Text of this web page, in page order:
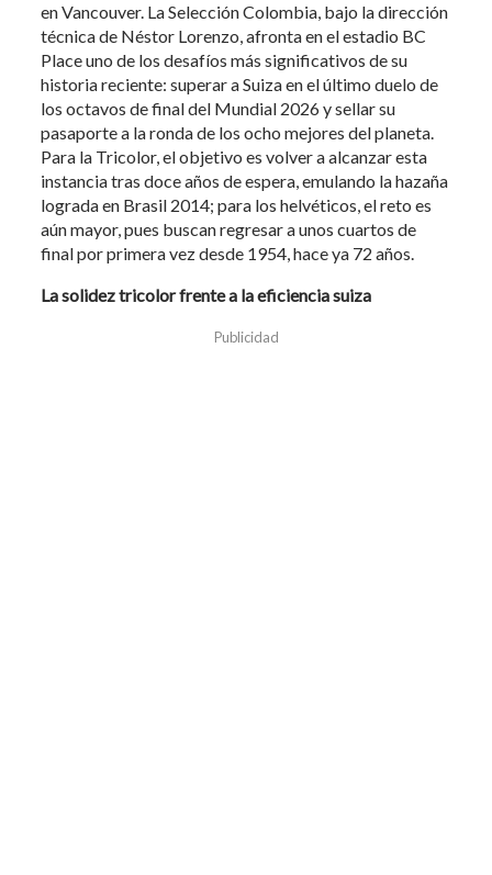
en Vancouver. La Selección Colombia, bajo la dirección
técnica de Néstor Lorenzo, afronta en el estadio BC
Place uno de los desafíos más significativos de su
historia reciente: superar a Suiza en el último duelo de
los octavos de final del Mundial 2026 y sellar su
pasaporte a la ronda de los ocho mejores del planeta.
Para la Tricolor, el objetivo es volver a alcanzar esta
instancia tras doce años de espera, emulando la hazaña
lograda en Brasil 2014; para los helvéticos, el reto es
aún mayor, pues buscan regresar a unos cuartos de
final por primera vez desde 1954, hace ya 72 años.
La solidez tricolor frente a la eficiencia suiza
Publicidad